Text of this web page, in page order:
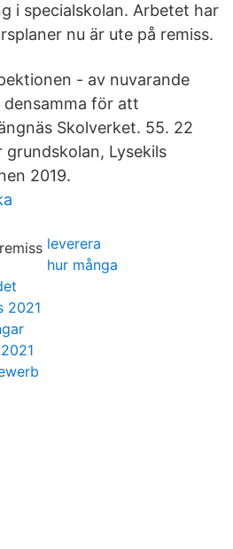
i specialskolan. Arbetet har
nu är ute på remiss.
- av nuvarande
för att
Skolverket. 55. 22
Lysekils
2019.
leverera
hur många
2021